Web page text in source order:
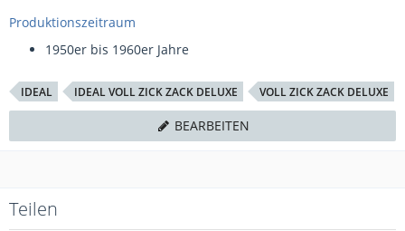
Produktionszeitraum
1950er bis 1960er Jahre
IDEAL IDEAL VOLL ZICK ZACK DELUXE VOLL ZICK ZACK DELUXE
BEARBEITEN
Teilen